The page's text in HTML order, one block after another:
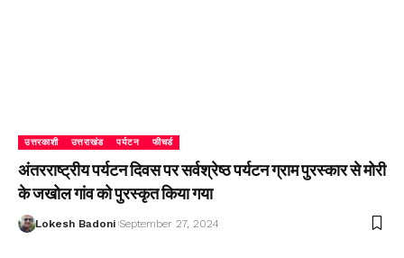
उत्तरकाशी उत्तराखंड पर्यटन फीचर्ड
अंतरराष्ट्रीय पर्यटन दिवस पर सर्वश्रेष्ठ पर्यटन ग्राम पुरस्कार से मोरी
के जखोल गांव को पुरस्कृत किया गया
Lokesh Badoni September 27, 2024